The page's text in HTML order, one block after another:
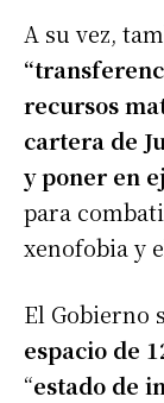
A su vez,
recursos
cartera de
y poner en
para
xenofobia y
El Gobierno
espacio de
“estado de